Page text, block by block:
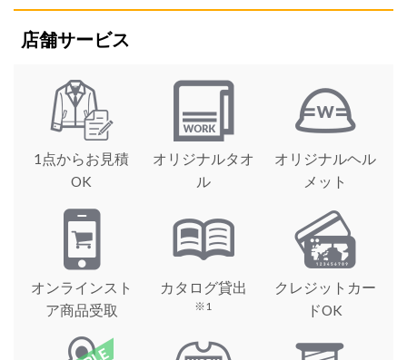
店舗サービス
1点からお見積
OK
オリジナルタオ
ル
オリジナルヘル
メット
オンラインスト
ア商品受取
カタログ貸出
※1
クレジットカー
ドOK